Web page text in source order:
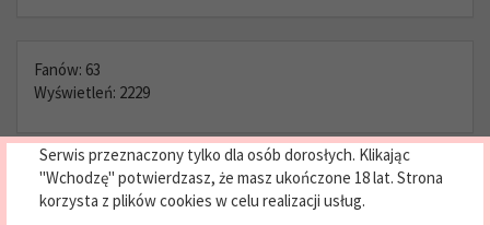
Fanów: 63
Wyświetleń: 2229
ZDJĘCIA
Serwis przeznaczony tylko dla osób dorosłych. Klikając
"Wchodzę" potwierdzasz, że masz ukończone 18 lat. Strona
korzysta z plików cookies w celu realizacji usług.